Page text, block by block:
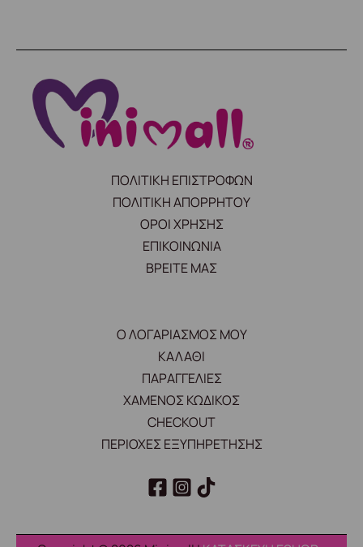
ΠΟΛΙΤΙΚΗ ΕΠΙΣΤΡΟΦΩΝ
ΠΟΛΙΤΙΚΗ ΑΠΟΡΡΗΤΟΥ
ΟΡΟΙ ΧΡΗΣΗΣ
ΕΠΙΚΟΙΝΩΝΙΑ
ΒΡΕΙΤΕ ΜΑΣ
Ο ΛΟΓΑΡΙΑΣΜΟΣ ΜΟΥ
ΚΑΛΑΘΙ
ΠΑΡΑΓΓΕΛΙΕΣ
ΧΑΜΕΝΟΣ ΚΩΔΙΚΟΣ
CHECKOUT
ΠΕΡΙΟΧΕΣ ΕΞΥΠΗΡΕΤΗΣΗΣ